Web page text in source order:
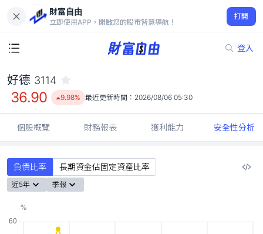
財富自由
立即使用APP，開啟您的股市智慧導航！
打開
登入
36.90
9.98%
好德 3114
36.90 9.98% 最近更新時間： 2026/08/06 05:30
個股概覽 財務報表 獲利能力 安全性分析
負債比率 長期資金佔固定資產比率
近5年 季報